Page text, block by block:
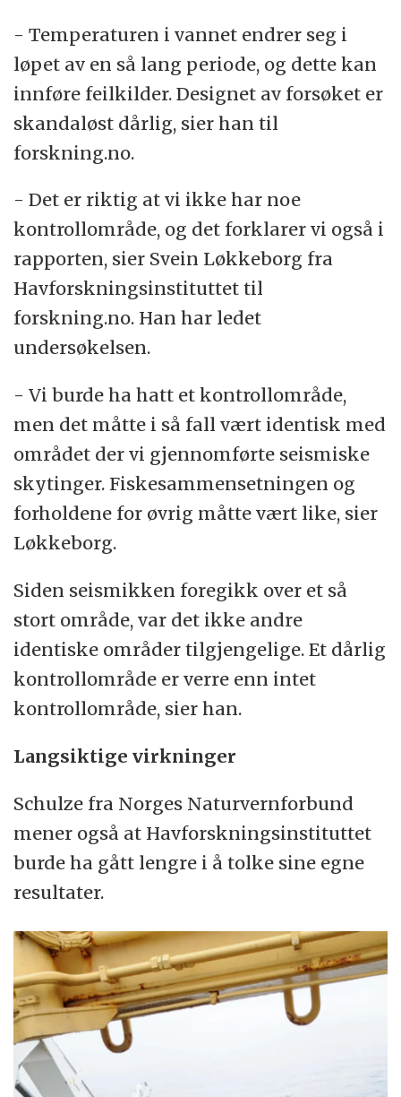
- Temperaturen i vannet endrer seg i
løpet av en så lang periode, og dette kan
innføre feilkilder. Designet av forsøket er
skandaløst dårlig, sier han til
forskning.no.
- Det er riktig at vi ikke har noe
kontrollområde, og det forklarer vi også i
rapporten, sier Svein Løkkeborg fra
Havforskningsinstituttet til
forskning.no. Han har ledet
undersøkelsen.
- Vi burde ha hatt et kontrollområde,
men det måtte i så fall vært identisk med
området der vi gjennomførte seismiske
skytinger. Fiskesammensetningen og
forholdene for øvrig måtte vært like, sier
Løkkeborg.
Siden seismikken foregikk over et så
stort område, var det ikke andre
identiske områder tilgjengelige. Et dårlig
kontrollområde er verre enn intet
kontrollområde, sier han.
Langsiktige virkninger
Schulze fra Norges Naturvernforbund
mener også at Havforskningsinstituttet
burde ha gått lengre i å tolke sine egne
resultater.